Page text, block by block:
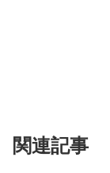
関連記事